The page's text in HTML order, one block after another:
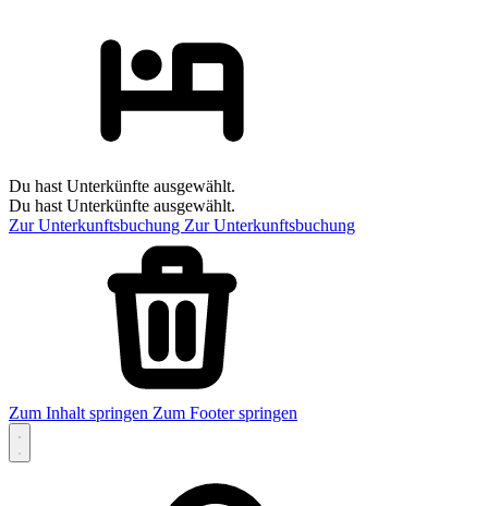
Du hast Unterkünfte ausgewählt.
Du hast Unterkünfte ausgewählt.
Zur Unterkunftsbuchung Zur Unterkunftsbuchung
Zum Inhalt springen Zum Footer springen